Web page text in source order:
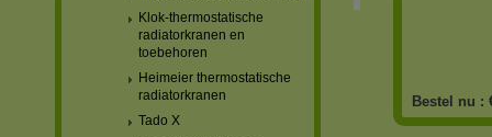
Klok-thermostatische
radiatorkranen en
toebehoren
Heimeier thermostatische
radiatorkranen
Tado X
Bestel nu :